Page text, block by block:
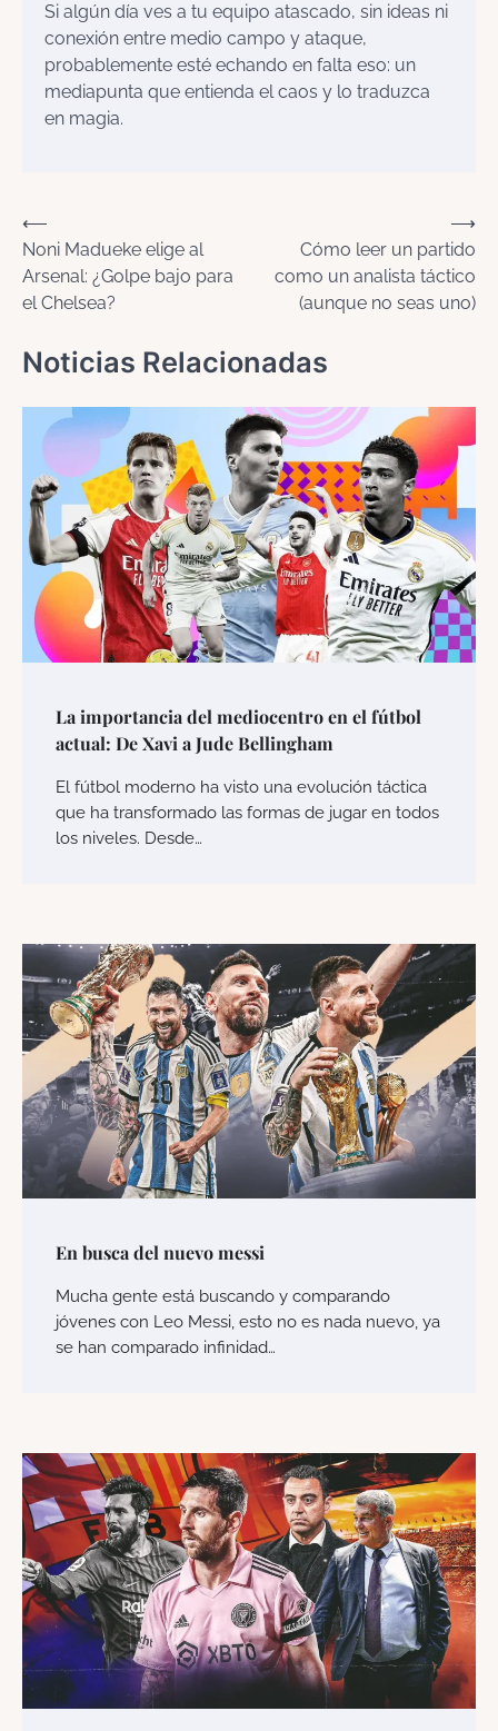
Si algún día ves a tu equipo atascado, sin ideas ni
conexión entre medio campo y ataque,
probablemente esté echando en falta eso: un
mediapunta que entienda el caos y lo traduzca
en magia.
Navegación
de
entradas
⟵
Noni Madueke elige al
Arsenal: ¿Golpe bajo para
el Chelsea?
Cómo leer un partido
como un analista táctico
(aunque no seas uno)
⟶
Noticias Relacionadas
La importancia del mediocentro en el fútbol
actual: De Xavi a Jude Bellingham
El fútbol moderno ha visto una evolución táctica
que ha transformado las formas de jugar en todos
los niveles. Desde…
En busca del nuevo messi
Mucha gente está buscando y comparando
jóvenes con Leo Messi, esto no es nada nuevo, ya
se han comparado infinidad…